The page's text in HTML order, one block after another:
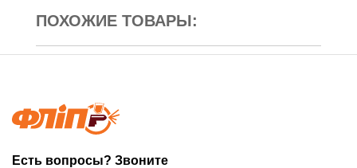
ПОХОЖИЕ ТОВАРЫ:
Есть вопросы? Звоните